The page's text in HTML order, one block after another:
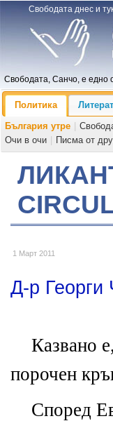
Свободата днес и
Свободата, Санчо, е едно
Политика
България утре
Очи в очи
Писма от
1 Март 2011
Д-р Георги
Казвано
порочен
Според